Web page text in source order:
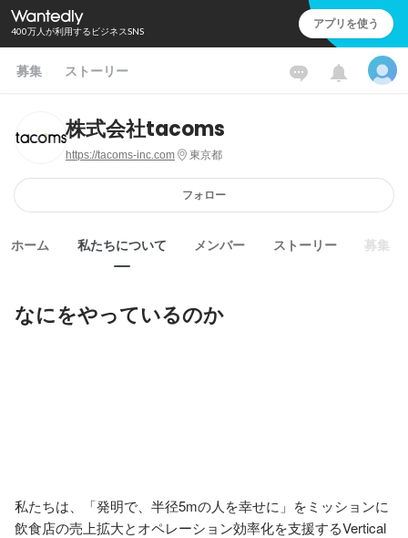
400万人が利用するビジネスSNS アプリを使う
募集 ストーリー
株式会社tacoms
https://tacoms-inc.com 東京都
フォロー
ホーム 私たちについて メンバー ストーリー 募集
なにをやっているのか
私たちは、「発明で、半径5mの人を幸せに」をミッションに
飲食店の売上拡大とオペレーション効率化を支援するVertical